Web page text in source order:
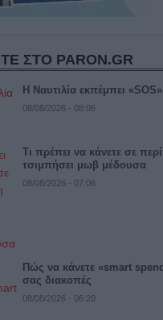
ΣΤΟ PARON.GR
Η Ναυτιλία εκπέμπει «SOS»
08/08/2026 - 08:06
Τι πρέπει να κάνετε σε
τσιμπήσει μωβ μέδουσα
08/08/2026 - 07:06
Πώς να κάνετε «smart
σας διακοπές
08/08/2026 - 06:20